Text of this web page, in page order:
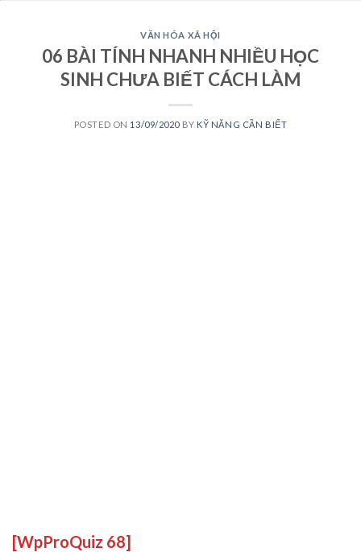
VĂN HÓA XÃ HỘI
06 BÀI TÍNH NHANH NHIỀU HỌC
SINH CHƯA BIẾT CÁCH LÀM
POSTED ON 13/09/2020 BY KỸ NĂNG CẦN BIẾT
[WpProQuiz 68]